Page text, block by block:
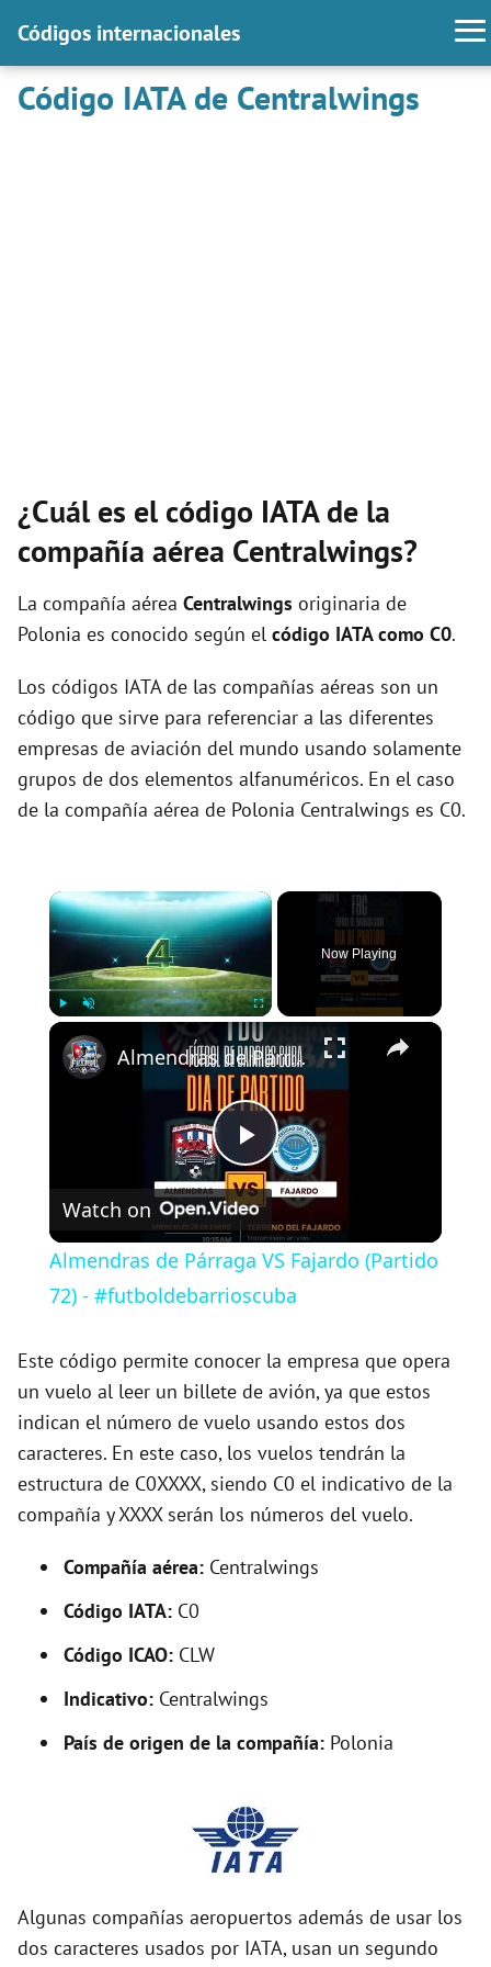
Códigos internacionales
Código IATA de Centralwings
¿Cuál es el código IATA de la
compañía aérea Centralwings?
La compañía aérea Centralwings originaria de
Polonia es conocido según el código IATA como C0.
Los códigos IATA de las compañías aéreas son un
código que sirve para referenciar a las diferentes
empresas de aviación del mundo usando solamente
grupos de dos elementos alfanuméricos. En el caso
de la compañía aérea de Polonia Centralwings es C0.
×
Fullscreen
Now Playing
×
P
l
a
y
V
i
d
o
Almendras de Párraga VS Fajardo (Partido 72) - #futboldebarrioscuba
Watch on
Almendras de Párraga VS Fajardo (Partido
72) - #futboldebarrioscuba
Este código permite conocer la empresa que opera
un vuelo al leer un billete de avión, ya que estos
indican el número de vuelo usando estos dos
caracteres. En este caso, los vuelos tendrán la
estructura de C0XXXX, siendo C0 el indicativo de la
compañía y XXXX serán los números del vuelo.
Compañía aérea: Centralwings
Código IATA: C0
Código ICAO: CLW
Indicativo: Centralwings
País de origen de la compañía: Polonia
Algunas compañías aeropuertos además de usar los
dos caracteres usados por IATA, usan un segundo